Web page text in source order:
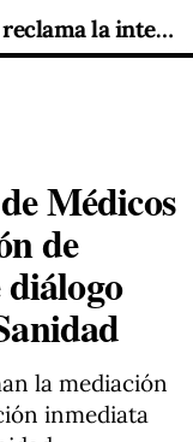
El Comité de Huelga de Médicos reclama la intervención de Ayuso ante la falta de diálogo con la Consejería de Sanidad
Médicos
de
la mediación
inmediata